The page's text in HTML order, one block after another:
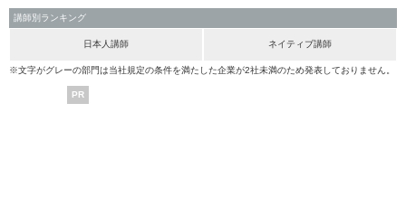
講師別ランキング
日本人講師 ネイティブ講師
※文字がグレーの部門は当社規定の条件を満たした企業が2社未満のため発表しておりません。
PR